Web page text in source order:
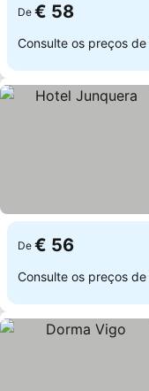
De € 58
Consulte os preços de
De € 56
Consulte os preços de